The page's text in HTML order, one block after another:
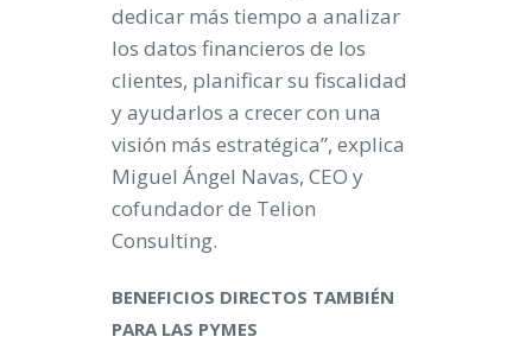
dedicar más tiempo a analizar
los datos financieros de los
clientes, planificar su fiscalidad
y ayudarlos a crecer con una
visión más estratégica”, explica
Miguel Ángel Navas, CEO y
cofundador de Telion
Consulting.
BENEFICIOS DIRECTOS TAMBIÉN
PARA LAS PYMES